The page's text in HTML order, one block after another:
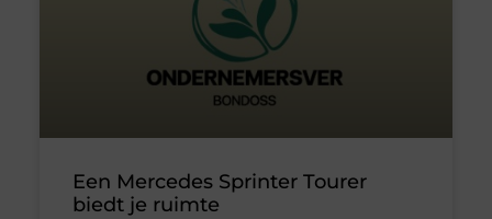
Een Mercedes Sprinter Tourer
biedt je ruimte